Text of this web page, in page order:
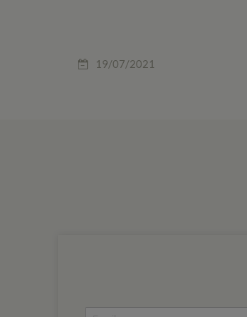
19/07/2021